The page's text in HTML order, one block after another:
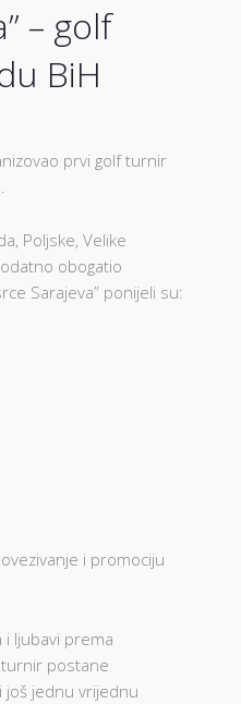
– golf
BiH
prvi golf turnir
Poljske, Velike
obogatio
Sarajeva” ponijeli su:
i promociju
ljubavi prema
postane
još jednu vrijednu